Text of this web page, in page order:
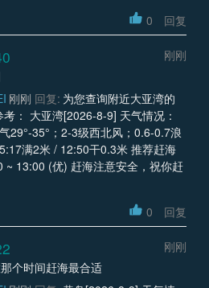
0 回复
刚刚
刚刚 回复: 为您查询附近大亚湾的
： 大亚湾[2026-8-9] 天气情况：
29°-35°；2-3级西北风；0.6-0.7浪
满2米 / 12:50干0.3米 推荐赶海
~ 13:00 (优) 赶海注意安全，祝你赶
0 回复
刚刚
个时间赶海最合适